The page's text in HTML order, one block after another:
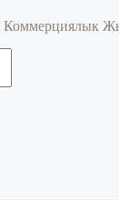
Коммерциялык